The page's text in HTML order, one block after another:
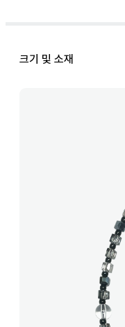
크기 및 소재